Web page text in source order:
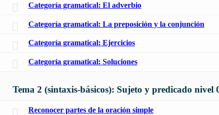
Categoría gramatical: El adverbio
Categoría gramatical: La preposición y la conjunción
Categoría gramatical: Ejercicios
Categoría gramatical: Soluciones
Tema 2 (sintaxis-básicos): Sujeto y predicado nivel
Reconocer partes de la oración simple